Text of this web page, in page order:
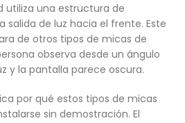
utiliza una estructura de
salida de luz hacia el frente. Este
de otros tipos de micas de
observa desde un ángulo
y la pantalla parece oscura.
por qué estos tipos de micas
sin demostración. El